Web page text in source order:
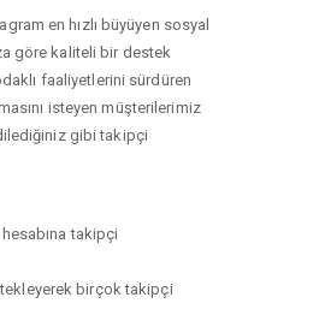
en hızlı büyüyen sosyal
göre kaliteli bir destek
faaliyetlerini sürdüren
isteyen müşterilerimiz
gibi takipçi
takipçi
birçok takipçi